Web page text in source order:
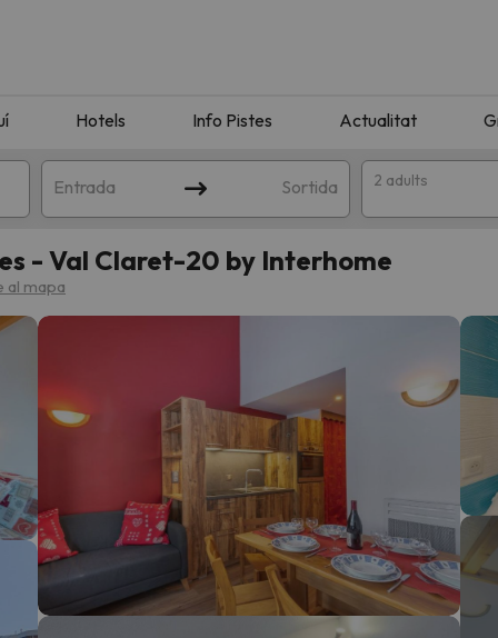
Hotels Info Pistes Actualitat
Entrada Sortida 2 adults
la teva cerca. Intenteu modificar la destinació.
nord. Quan trobi la seva brúixola torna.
- Val Claret-20 by Interhome
al mapa